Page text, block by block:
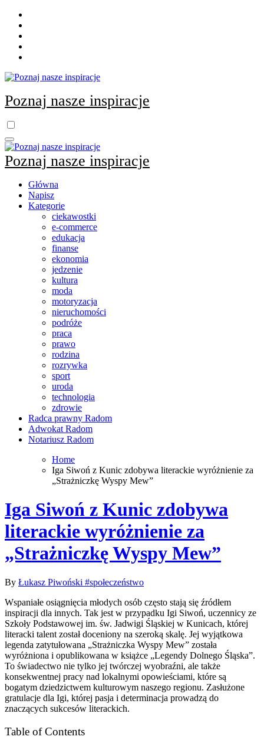
Skip
content
Poznaj nasze inspiracje
Poznaj nasze inspiracje
Główna
Napisz
Kategorie
ciekawostki
e-commerce
edukacja
finanse
ekonomia
jedzenie
kultura
moda
motoryzacja
nieruchomości
podróże
praca
prawo
rodzina
rozrywka
sport
uroda
technologia
zdrowie
Radca prawny Radom
Adwokat Radom
Notariusz Radom
Home
Iga Siwoń z Kunic zdobywa literackie wyróżnienie za
„Strażniczkę Wyspy Mew”
Iga Siwoń z Kunic zdobywa
literackie wyróżnienie za
„Strażniczkę Wyspy Mew”
By Łukasz Piwoński #społeczeństwo
Wspaniałe osiągnięcia młodych osób często stają się źródłem
inspiracji dla innych. Tak jest w przypadku Igi Siwoń, uczennicy ze
Szkoły Podstawowej im. św. Jadwigi Śląskiej w Kunicach, której
literacki talent został doceniony na szeroką skalę. Jej wyjątkowa
legenda zatytułowana „Strażniczka Wyspy Mew” została
wyróżniona i opublikowana w książce „Legendy Dolnego Śląska”.
To świadectwo nie tylko jej twórczej wyobraźni, ale także
konsekwentnej pracy nad lokalnymi opowieściami, które są
bogatym dziedzictwem kulturowym naszego regionu. Zasłużone
gratulacje dla Igi, której pasja i determinacja prowadzą do
znaczących sukcesów literackich.
Table of Contents